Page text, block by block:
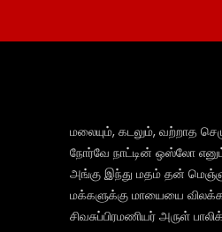
மலையும், கடலும், வற்றாத
நோர்வே நாட்டின் ஒஸ்லோ
அங்கு இந்து மதம் தன்
மக்களுக்கு மாயையை
சிவசுப்பிரமணியர் அருள்